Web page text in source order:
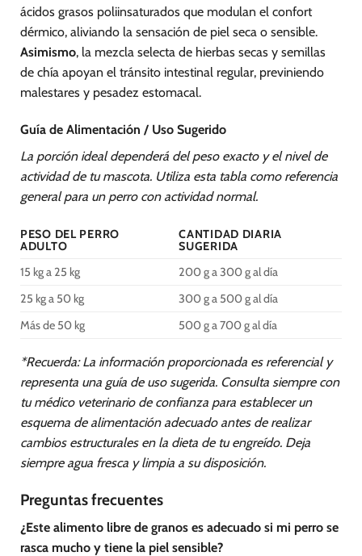
ácidos grasos poliinsaturados que modulan el confort
dérmico, aliviando la sensación de piel seca o sensible.
Asimismo, la mezcla selecta de hierbas secas y semillas
de chía apoyan el tránsito intestinal regular, previniendo
malestares y pesadez estomacal.
Guía de Alimentación / Uso Sugerido
La porción ideal dependerá del peso exacto y el nivel de
actividad de tu mascota. Utiliza esta tabla como referencia
general para un perro con actividad normal.
PESO DEL PERRO
ADULTO
CANTIDAD DIARIA
SUGERIDA
15 kg a 25 kg
200 g a 300 g al día
25 kg a 50 kg
300 g a 500 g al día
Más de 50 kg
500 g a 700 g al día
*Recuerda: La información proporcionada es referencial y
representa una guía de uso sugerida. Consulta siempre con
tu médico veterinario de confianza para establecer un
esquema de alimentación adecuado antes de realizar
cambios estructurales en la dieta de tu engreído. Deja
siempre agua fresca y limpia a su disposición.
Preguntas frecuentes
¿Este alimento libre de granos es adecuado si mi perro se
rasca mucho y tiene la piel sensible?